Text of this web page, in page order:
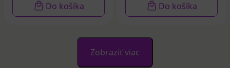
Do košíka Do košíka
Zobraziť viac